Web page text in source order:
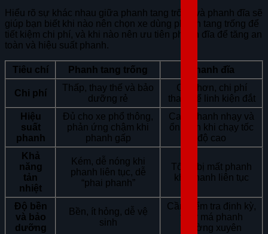
Hiểu rõ sự khác nhau giữa phanh tang trống và phanh đĩa sẽ
giúp bạn biết khi nào nên chọn xe dùng phanh tang trống để
tiết kiệm chi phí, và khi nào nên ưu tiên phanh đĩa để tăng an
toàn và hiệu suất phanh.
Tiêu chí Phanh tang trống Phanh đĩa
Chi phí
Thấp, thay thế và bảo
dưỡng rẻ
Cao hơn, chi phí
thay thế linh kiện đắt
Hiệu
suất
phanh
Đủ cho xe phổ thông,
phản ứng chậm khi
phanh gấp
Cao, phanh nhạy và
ổn định khi chạy tốc
độ cao
Khả
năng
tản
nhiệt
Kém, dễ nóng khi
phanh liên tục, dễ
“phai phanh”
Tốt, ít bị mất phanh
khi phanh liên tục
Độ bền
và bảo
dưỡng
Bền, ít hỏng, dễ vệ
sinh
Cần kiểm tra định kỳ,
thay má phanh
thường xuyên